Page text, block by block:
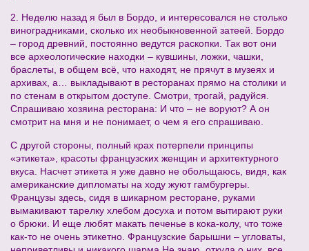
2. Неделю назад я был в Бордо, и интересовался не столько
виноградниками, сколько их необыкновенной затеей. Бордо
– город древний, постоянно ведутся раскопки. Так вот они
все археологические находки – кувшины, ложки, чашки,
браслеты, в общем всё, что находят, не прячут в музеях и
архивах, а… выкладывают в ресторанах прямо на столики и
по стенам в открытом доступе. Смотри, трогай, радуйся.
Спрашиваю хозяина ресторана: И что – не воруют? А он
смотрит на мня и не понимает, о чем я его спрашиваю.
С другой стороны, полный крах потерпели принципы
«этикета», красоты французских женщин и архитектурного
вкуса. Насчет этикета я уже давно не обольщаюсь, видя, как
американские дипломаты на ходу жуют гамбургеры.
Французы здесь, сидя в шикарном ресторане, руками
вымакивают тарелку хлебом досуха и потом вытирают руки
о брюки. И еще любят макать печенье в кока-колу, что тоже
как-то не очень этикетно. Французские барышни – угловаты,